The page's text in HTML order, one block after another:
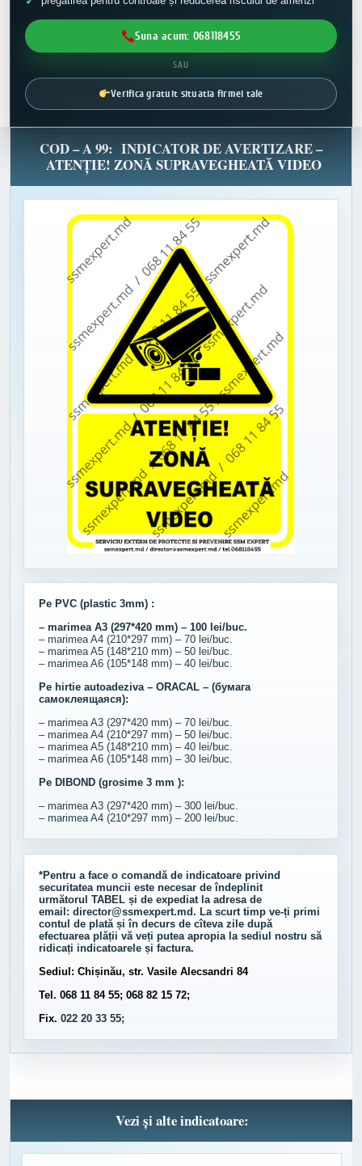
Suna acum: 068118455
SAU
Verifica gratuit situatia firmei tale
COD – A 99: INDICATOR DE AVERTIZARE –
ATENȚIE! ZONĂ SUPRAVEGHEATĂ VIDEO
Pe PVC (plastic 3mm) :
– marimea A3 (297*420 mm) – 100 lei/buc.
– marimea A4 (210*297 mm) – 70 lei/buc.
– marimea A5 (148*210 mm) – 50 lei/buc.
– marimea A6 (105*148 mm) – 40 lei/buc.
Pe hirtie autoadeziva – ORACAL – (бумага
самоклеящаяся):
– marimea A3 (297*420 mm) – 70 lei/buc.
– marimea A4 (210*297 mm) – 50 lei/buc.
– marimea A5 (148*210 mm) – 40 lei/buc.
– marimea A6 (105*148 mm) – 30 lei/buc.
Pe DIBOND (grosime 3 mm ):
– marimea A3 (297*420 mm) – 300 lei/buc.
– marimea A4 (210*297 mm) – 200 lei/buc.
*Pentru a face o comandă de indicatoare privind
securitatea muncii este necesar de îndeplinit
următorul TABEL și de expediat la adresa de
email: director@ssmexpert.md. La scurt timp ve-ți primi
contul de plată și în decurs de cîteva zile după
efectuarea plății vă veți putea apropia la sediul nostru să
ridicați indicatoarele și factura.
Sediul: Chișinău, str. Vasile Alecsandri 84
Tel. 068 11 84 55; 068 82 15 72;
Fix. 022 20 33 55;
Vezi și alte indicatoare: